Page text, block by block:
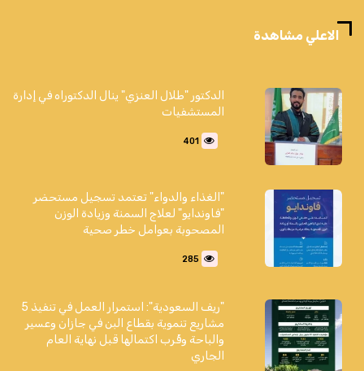
الاعلي مشاهدة
الدكتور "طلال العنزي" ينال الدكتوراه في إدارة
المستشفيات
401
"الغذاء والدواء" تعتمد تسجيل مستحضر
"فاوندايو" لعلاج السمنة وزيادة الوزن
المصحوبة بعوامل خطر صحية
285
"ريف السعودية": استمرار العمل في تنفيذ 5
مشاريع تنموية بقطاع البن في جازان وعسير
والباحة وقُرب اكتمالها قبل نهاية العام
الجاري